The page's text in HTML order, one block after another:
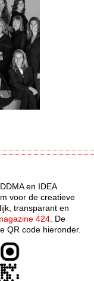
en IDEA
voor de creatieve
transparant en
424. De
QR code hieronder.